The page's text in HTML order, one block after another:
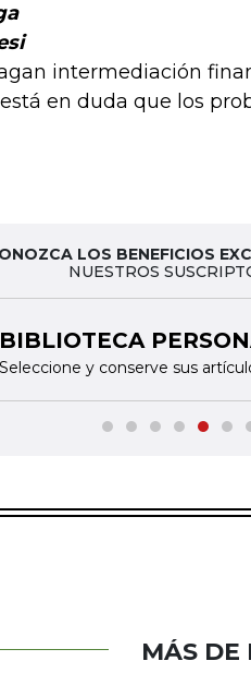
intermediación
en duda que los
LOS BENEFICIOS
NUESTROS
BIBLIOTECA
Seleccione y conserve sus
MÁS DE